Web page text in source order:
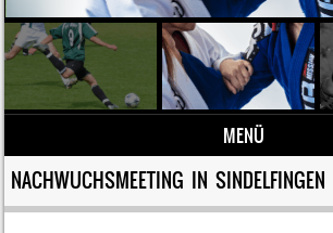
MENÜ
Zum Inhalt springen
NACHWUCHSMEETING IN SINDELFINGEN